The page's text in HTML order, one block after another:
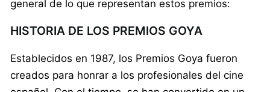
general de lo que representan estos premios:
HISTORIA DE LOS PREMIOS GOYA
Establecidos en 1987, los Premios Goya fueron
creados para honrar a los profesionales del cine